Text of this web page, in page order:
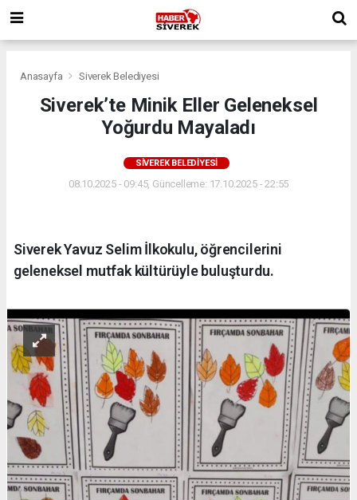
Anasayfa Siverek Belediyesi
Siverek’te Minik Eller Geleneksel
Yoğurdu Mayaladı
SIVEREK BELEDIYESI
08.10.2025 - 09:45, Güncelleme: 17.10.2025 - 22:55
Siverek Yavuz Selim İlkokulu, öğrencilerini
geleneksel mutfak kültürüyle buluşturdu.